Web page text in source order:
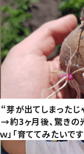
“芽が出てしまった
→約3ヶ月後、驚きの
ｗ」「育ててみたいです